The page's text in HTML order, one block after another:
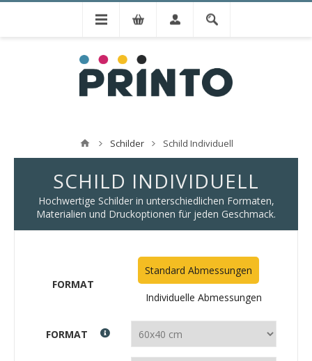
Schilder Schild Individuell
SCHILD INDIVIDUELL
Hochwertige Schilder in unterschiedlichen Formaten,
Materialien und Druckoptionen für jeden Geschmack.
FORMAT
Standard Abmessungen
Individuelle Abmessungen
FORMAT